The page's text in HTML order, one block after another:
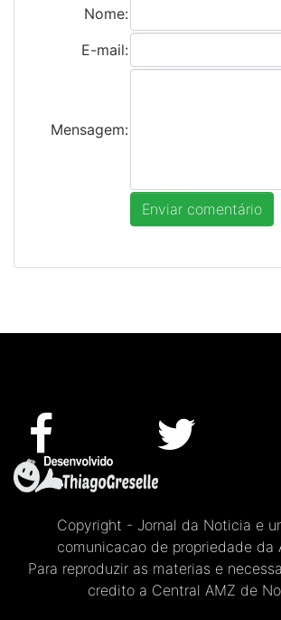
Nome:
E-mail:
Mensagem:
Copyright - Jornal da Noticia e
comunicacao de propriedade da
Para reproduzir as materias e
credito a Central AMZ de